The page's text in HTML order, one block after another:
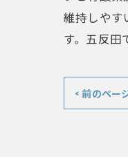
維持しやす
す。五反田
< 前のペー